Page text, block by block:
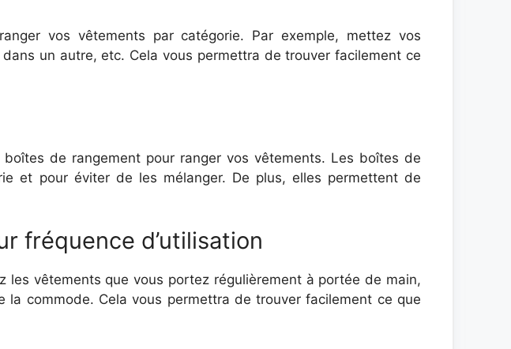
vos vêtements par catégorie. Par exemple, mettez vos
un autre, etc. Cela vous permettra de trouver facilement ce
de rangement pour ranger vos vêtements. Les boîtes de
et pour éviter de les mélanger. De plus, elles permettent de
fréquence d’utilisation
les vêtements que vous portez régulièrement à portée de main,
commode. Cela vous permettra de trouver facilement ce que